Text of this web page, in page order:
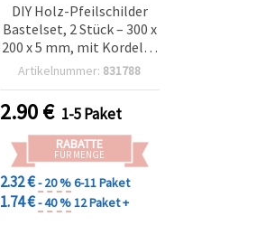
DIY Holz-Pfeilschilder
Bastelset, 2 Stück – 300 x
200 x 5 mm, mit Kordel, 6
Farben und Pinsel
Artikelnummer: 831788
2.90€ 1-5 Paket
RABATTE
FÜR MENGE
2.32 €- 20 %6-11 Paket
1.74 €- 40 %12 Paket +